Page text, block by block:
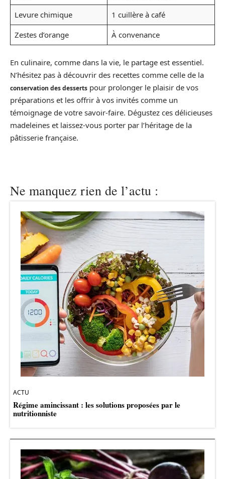
Levure chimique
1 cuillère à café
Zestes d’orange
À convenance
En culinaire, comme dans la vie, le partage est essentiel.
N’hésitez pas à découvrir des recettes comme celle de la
conservation des desserts pour prolonger le plaisir de vos
préparations et les offrir à vos invités comme un
témoignage de votre savoir-faire. Dégustez ces délicieuses
madeleines et laissez-vous porter par l’héritage de la
pâtisserie française.
Ne manquez rien de l’actu :
ACTU
Régime amincissant : les solutions proposées par le
nutritionniste